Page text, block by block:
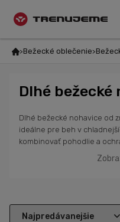
Bežecké oblečenie
Dlhé bežecké
Dlhé bežecké nohavice od
ideálne pre beh v
kombinovať pohodlie a
poskytujú vynikajúcu
priedušnosti. Sú vyrobené
optimálnu ventiláciu, čo ich